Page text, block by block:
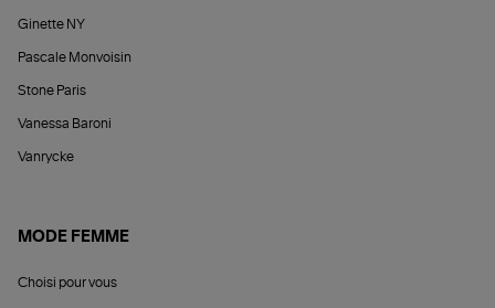
Ginette NY
Pascale Monvoisin
Stone Paris
Vanessa Baroni
Vanrycke
MODE FEMME
Choisi pour vous